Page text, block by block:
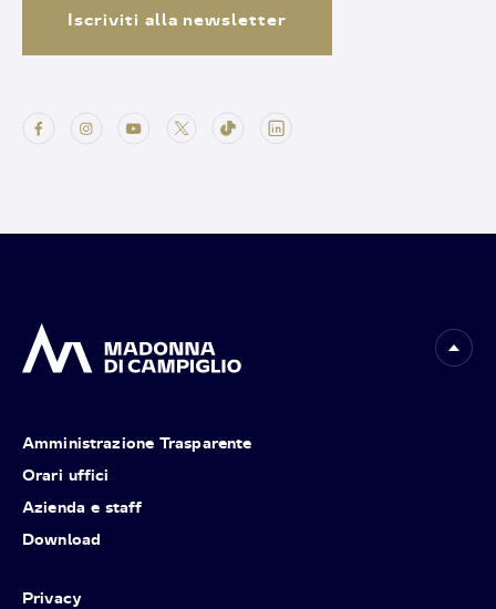
Iscriviti alla newsletter
Amministrazione Trasparente
Orari uffici
Azienda e staff
Download
Privacy